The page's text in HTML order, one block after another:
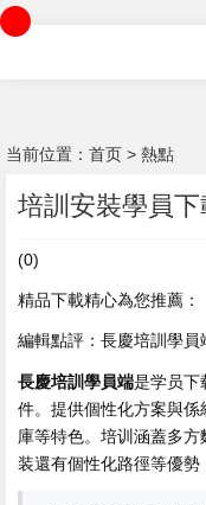
当前位置： 首页 > 熱點
培訓安裝學員
(0)
精品下載精心為您推薦：
編輯點評：長慶培訓學員
長慶培訓學員端是学员下
件。提供個性化方案與
庫等特色。培训涵蓋多
装還有個性化路徑等優